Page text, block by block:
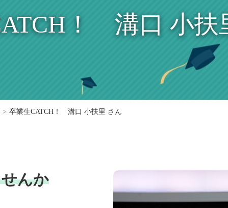
！ 溝口 小扶
> 卒業生CATCH！ 溝口 小扶里 さん
んか